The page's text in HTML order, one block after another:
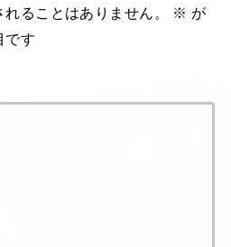
ることはありません。 ※ が
です